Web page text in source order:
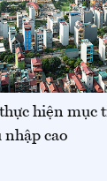
hiện mục
cao